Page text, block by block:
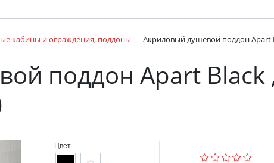
кабины и ограждения, поддоны Акриловый душевой поддон
поддон Apart
Цвет